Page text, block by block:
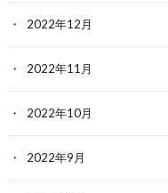
2022年12月
2022年11月
2022年10月
2022年9月